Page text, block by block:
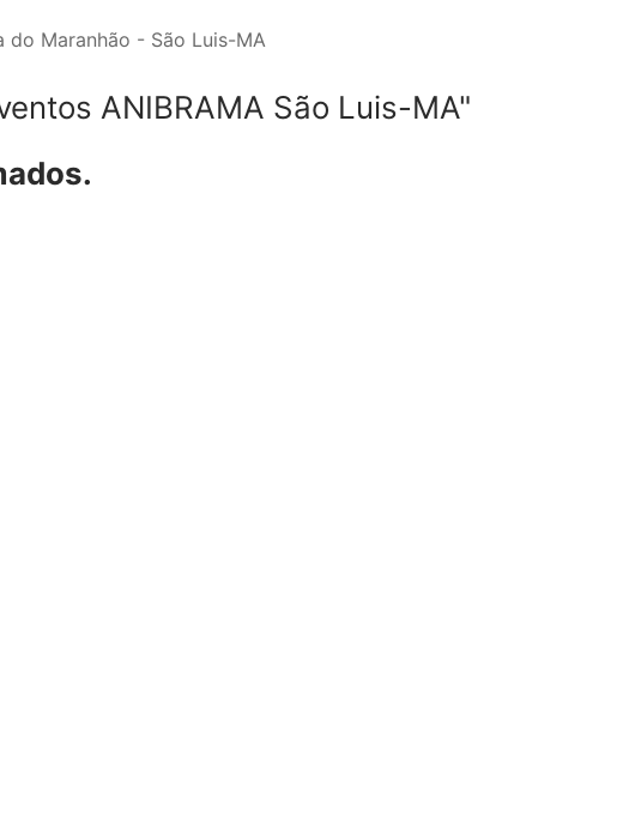
do Maranhão - São Luis-MA
ANIBRAMA São Luis-MA"